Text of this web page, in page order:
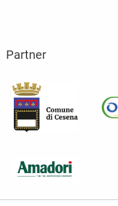
Partner